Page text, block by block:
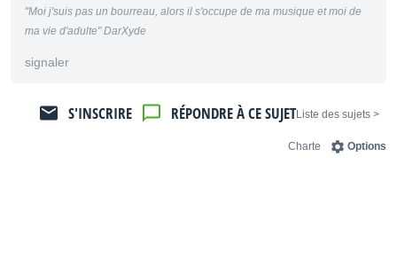
"Moi j'suis pas un bourreau, alors il s'occupe de ma musique et moi de
ma vie d'adulte" DarXyde
signaler
< Liste des sujets
RÉPONDRE À CE SUJET
S'INSCRIRE
Options
Charte